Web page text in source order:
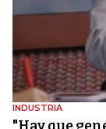
INDUSTRIA